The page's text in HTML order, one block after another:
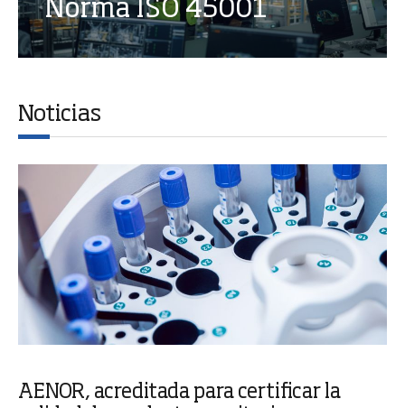
Norma ISO 45001
Noticias
AENOR, acreditada para certificar la